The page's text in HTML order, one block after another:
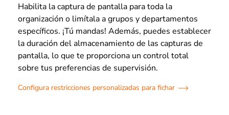
Habilita la captura de pantalla para toda la
organización o limítala a grupos y departamentos
específicos. ¡Tú mandas! Además, puedes establecer
la duración del almacenamiento de las capturas de
pantalla, lo que te proporciona un control total
sobre tus preferencias de supervisión.
Configura restricciones personalizadas para fichar